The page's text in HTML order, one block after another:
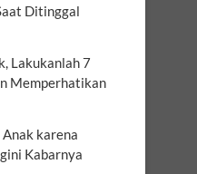
Ditinggal
Lakukanlah 7
Memperhatikan
karena
Kabarnya